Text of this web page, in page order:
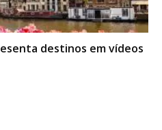
destinos em vídeos